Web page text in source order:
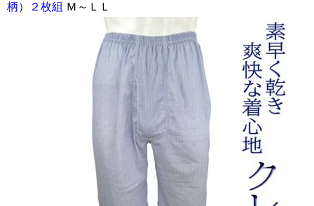
柄）２枚組 Ｍ～ＬＬ